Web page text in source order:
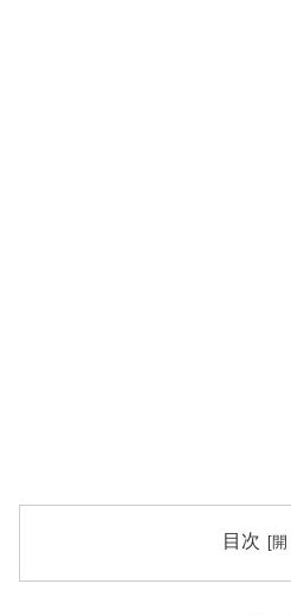
目次